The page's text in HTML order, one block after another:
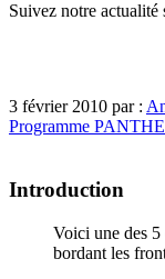
Suivez notre actualité
3 février 2010 par :
Programme
Introduction
Voici une des 5
bordant les